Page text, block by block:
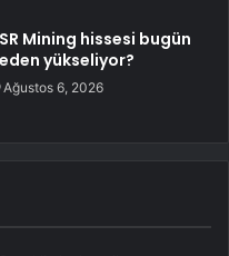
Mining hissesi bugün
yükseliyor?
Ağustos 6, 2026